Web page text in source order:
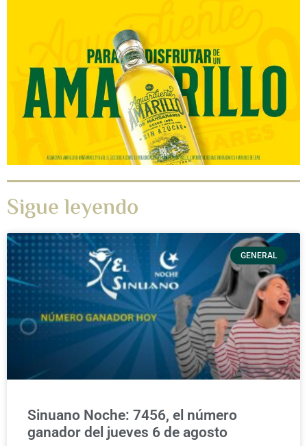
Sigue leyendo
GENERAL
Sinuano Noche: 7456, el número
ganador del jueves 6 de agosto